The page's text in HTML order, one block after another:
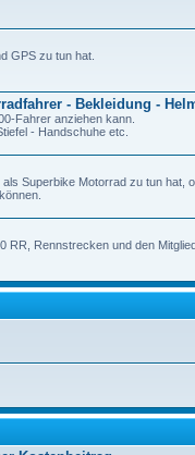
GPS zu tun hat.
- Bekleidung -
Fahrer anziehen kann.
- Handschuhe etc.
Superbike Motorrad zu tun hat,
RR, Rennstrecken und den